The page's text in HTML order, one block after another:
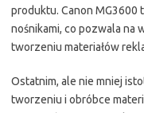
produktu. Canon MG3600
nośnikami, co pozwala na
tworzeniu materiałów
Ostatnim, ale nie mniej
tworzeniu i obróbce